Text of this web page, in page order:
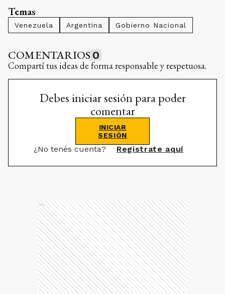
Temas
Venezuela Argentina Gobierno Nacional
COMENTARIOS 0
Compartí tus ideas de forma responsable y respetuosa.
Debes iniciar sesión para poder
comentar
INICIAR
SESIÓN
¿No tenés cuenta? Registrate aquí
Ads